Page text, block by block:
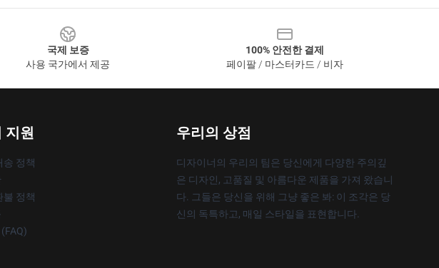
국제 보증
사용 국가에서 제공
100% 안전한 결제
페이팔 / 마스터카드 / 비자
지원
송 정책
불 정책
우리의 상점
디자이너의 우리의 팀은 당신에게 다양한 주의깊
은 디자인, 고품질 및 아름다운 제품을 가져 왔습니
다. 그들은 당신을 위해 그냥 좋은 봐: 이 조각은 당
신의 독특하고, 매일 스타일을 표현합니다.